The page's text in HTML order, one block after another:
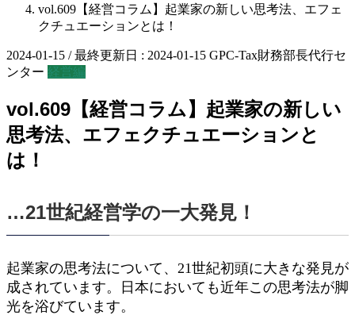
vol.609【経営コラム】起業家の新しい思考法、エフェ
クチュエーションとは！
2024-01-15 / 最終更新日 : 2024-01-15 GPC-Tax財務部長代行セ
ンター 経営編
vol.609【経営コラム】起業家の新しい
思考法、エフェクチュエーションと
は！
…21世紀経営学の一大発見！
起業家の思考法について、21世紀初頭に大きな発見が
成されています。日本においても近年この思考法が脚
光を浴びています。